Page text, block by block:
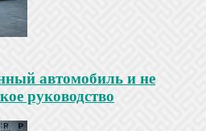
автомобиль и не
руководство